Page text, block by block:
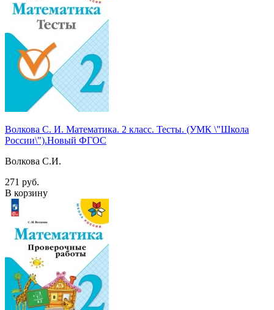
Волкова С. И. Математика. 2 класс. Тесты. (УМК \"Школа
России\").Новый ФГОС
Волкова С.И.
271 руб.
В корзину